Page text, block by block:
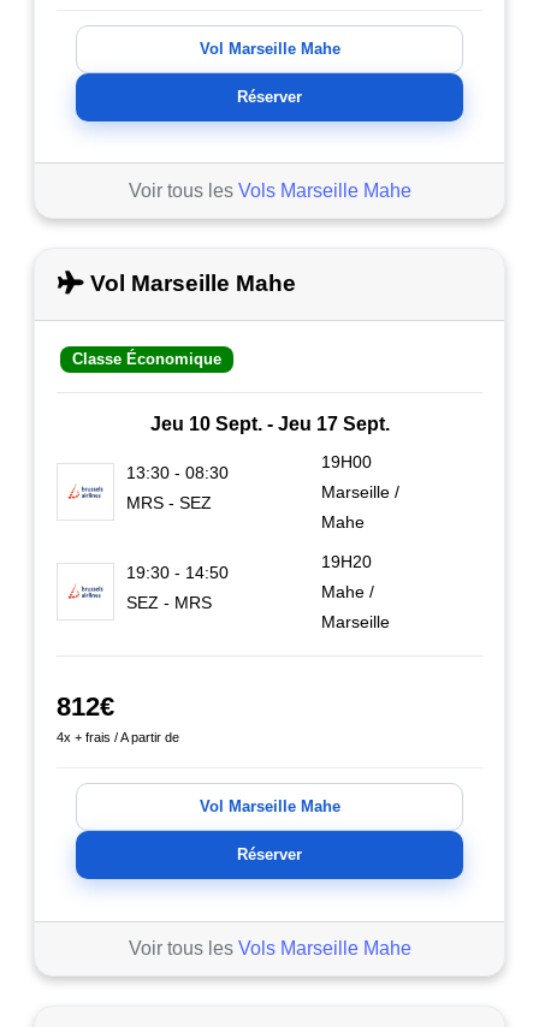
Vol Marseille Mahe
Réserver
Voir tous les Vols Marseille Mahe
Vol Marseille Mahe
Classe Économique
Jeu 10 Sept. - Jeu 17 Sept.
13:30 - 08:30
MRS - SEZ
19H00
Marseille /
Mahe
19:30 - 14:50
SEZ - MRS
19H20
Mahe /
Marseille
812€
4x + frais / A partir de
Vol Marseille Mahe
Réserver
Voir tous les Vols Marseille Mahe